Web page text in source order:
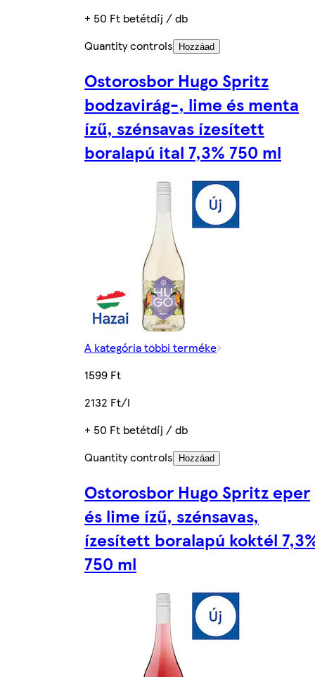
+ 50 Ft betétdíj / db
Quantity controls
Hozzáad
Ostorosbor Hugo Spritz
bodzavirág-, lime és menta
ízű, szénsavas ízesített
boralapú ital 7,3% 750 ml
A kategória többi terméke
1599 Ft
2132 Ft/l
+ 50 Ft betétdíj / db
Quantity controls
Hozzáad
Ostorosbor Hugo Spritz eper
és lime ízű, szénsavas,
ízesített boralapú koktél
750 ml